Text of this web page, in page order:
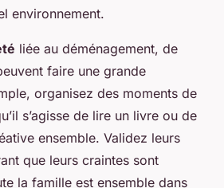
environnement.
liée au déménagement, de
faire une grande
organisez des moments de
s’agisse de lire un livre ou de
ensemble. Validez leurs
que leurs craintes sont
la famille est ensemble dans